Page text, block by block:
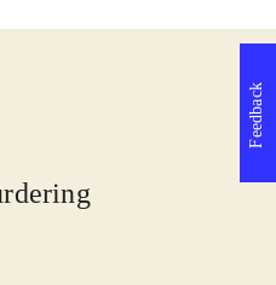
Feedback